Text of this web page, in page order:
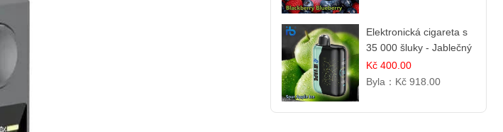
Elektronická cigareta s
35 000 šluky - Jablečný
kyselý led | Osvěžující
kyselá jablka
Kč 400.00
Byla： Kč 918.00